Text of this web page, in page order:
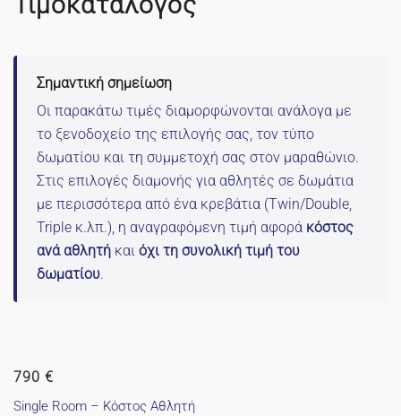
Σημαντική σημείωση
Οι παρακάτω τιμές διαμορφώνονται ανάλογα με
το ξενοδοχείο της επιλογής σας, τον τύπο
δωματίου και τη συμμετοχή σας στον μαραθώνιο.
Στις επιλογές διαμονής για αθλητές σε δωμάτια
με περισσότερα από ένα κρεβάτια (Twin/Double,
Triple κ.λπ.), η αναγραφόμενη τιμή αφορά κόστος
ανά αθλητή και όχι τη συνολική τιμή του
δωματίου.
790 €
Single Room – Κόστος Αθλητή